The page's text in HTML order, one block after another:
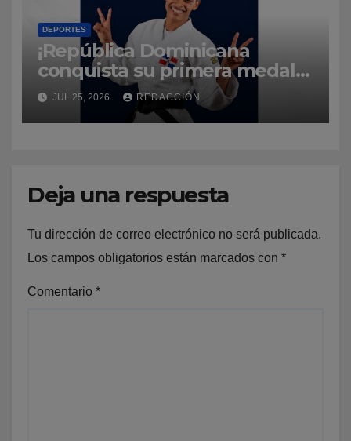
DEPORTES
¡República Dominicana
conquista su primera medalla
de oro en Santo Domingo
2026 gracias a Ana Rosa!
JUL 25, 2026 REDACCIÓN
Deja una respuesta
Tu dirección de correo electrónico no será publicada.
Los campos obligatorios están marcados con *
Comentario *